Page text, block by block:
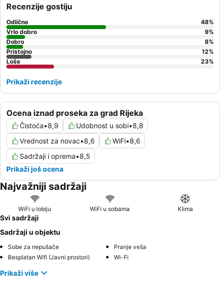
Ocena iznad proseka za grad Rijeka
Čistoća•8,9 Udobnost u sobi•8,8
Vrednost za novac•8,6 WiFi•8,6
Sadržaji i oprema•8,5
Prikaži još ocena
Recenzije gostiju
Odlično 48%
Vrlo dobro
9%
Dobro
8%
Pristojno
12%
Loše
23%
Prikaži recenzije
Najvažniji sadržaji
WiFi u lobiju WiFi u sobama Klima
Svi sadržaji
Sadržaji u objektu
Sobe za nepušače
Pranje veša
Besplatan Wifi (Javni prostori)
Wi-Fi
Prikaži više